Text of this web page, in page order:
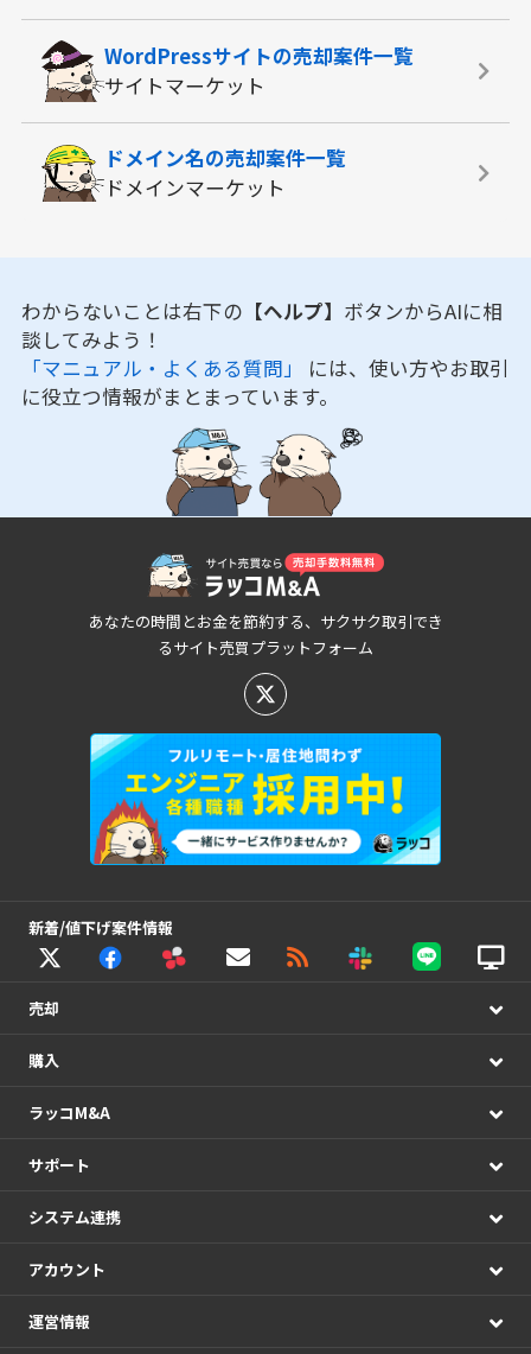
WordPressサイトの売却案件一覧
サイトマーケット
ドメイン名の売却案件一覧
ドメインマーケット
わからないことは右下の 【ヘルプ】 ボタンからAIに相
談してみよう！
「マニュアル・よくある質問」 には、使い方やお取引
に役立つ情報がまとまっています。
あなたの時間とお金を節約する、サクサク取引でき
るサイト売買プラットフォーム
新着/値下げ案件情報
売却
購入
ラッコM&A
サポート
システム連携
アカウント
運営情報